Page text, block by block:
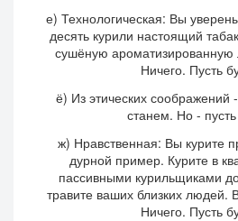
е) Технологическая: Вы
десять курили настоящий
сушёную ароматизированную
Ничего. Пусть
ё) Из этических соображений
станем. Но -
ж) Нравственная: Вы курите
дурной пример. Курите в
пассивными курильщиками
травите ваших близких людей.
Ничего. Пусть